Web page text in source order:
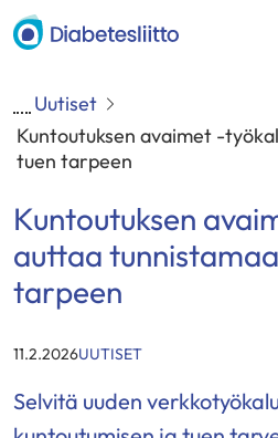
Siirry
sisältöön
Diabetesliitto
Uutiset
Kuntoutuksen avaimet -
tuen tarpeen
Kuntoutuksen
auttaa
tarpeen
11.2.2026KATEGORIAT
UUTISET
Selvitä uuden